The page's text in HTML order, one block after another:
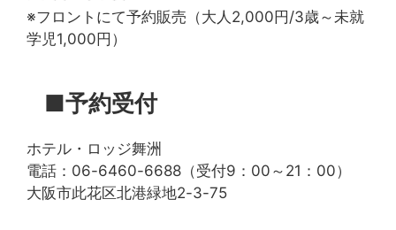
※フロントにて予約販売（大人2,000円/3歳～未就
学児1,000円）
■予約受付
ホテル・ロッジ舞洲
電話：06-6460-6688（受付9：00～21：00）
大阪市此花区北港緑地2-3-75